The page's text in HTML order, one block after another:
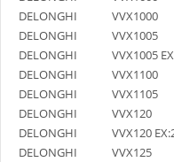
DELONGHI
VVX1000
DELONGHI
VVX1005
DELONGHI
VVX1005
DELONGHI
VVX1100
DELONGHI
VVX1105
DELONGHI
VVX120
DELONGHI
VVX120
DELONGHI
VVX125